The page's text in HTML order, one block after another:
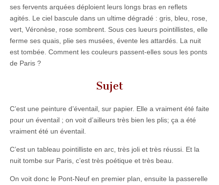
ses fervents arquées déploient leurs longs bras en reflets
agités. Le ciel bascule dans un ultime dégradé : gris, bleu, rose,
vert, Véronèse, rose sombrent. Sous ces lueurs pointillistes, elle
ferme ses quais, plie ses musées, évente les attardés. La nuit
est tombée. Comment les couleurs passent-elles sous les ponts
de Paris ?
Sujet
C’est une peinture d’éventail, sur papier. Elle a vraiment été faite
pour un éventail ; on voit d’ailleurs très bien les plis; ça a été
vraiment été un éventail.
C’est un tableau pointilliste en arc, très joli et très réussi. Et la
nuit tombe sur Paris, c’est très poétique et très beau.
On voit donc le Pont-Neuf en premier plan, ensuite la passerelle